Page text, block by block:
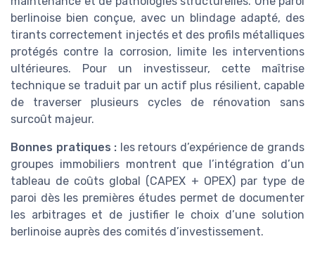
berlinoise bien conçue, avec un blindage adapté, des
tirants correctement injectés et des profils métalliques
protégés contre la corrosion, limite les interventions
ultérieures. Pour un investisseur, cette maîtrise
technique se traduit par un actif plus résilient, capable
de traverser plusieurs cycles de rénovation sans
surcoût majeur.
Bonnes pratiques : les retours d’expérience de grands
groupes immobiliers montrent que l’intégration d’un
tableau de coûts global (CAPEX + OPEX) par type de
paroi dès les premières études permet de documenter
les arbitrages et de justifier le choix d’une solution
berlinoise auprès des comités d’investissement.